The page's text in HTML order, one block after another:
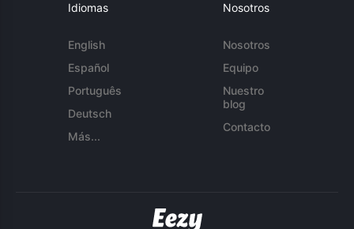
Idiomas
English
Español
Português
Deutsch
Más...
Nosotros
Nosotros
Equipo
Nuestro
blog
Contacto